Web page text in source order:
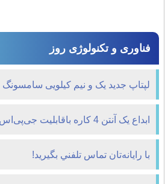
فناوری و تکنولوژی روز
لپتاپ جدید یک و نیم کیلویی سامسونگ
ابداع یک آنتن 4 کاره
با رايانه‌تان تماس تلفني بگيريد!